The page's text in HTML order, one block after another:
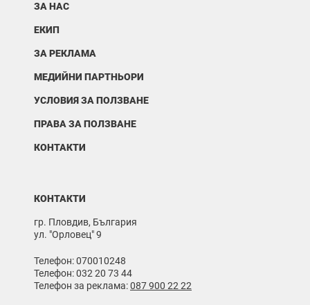
ЗА НАС
ЕКИП
ЗА РЕКЛАМА
МЕДИЙНИ ПАРТНЬОРИ
УСЛОВИЯ ЗА ПОЛЗВАНЕ
ПРАВА ЗА ПОЛЗВАНЕ
КОНТАКТИ
КОНТАКТИ
гр. Пловдив, България
ул. "Орловец" 9
Телефон: 070010248
Телефон: 032 20 73 44
Телефон за реклама:087 900 22 22